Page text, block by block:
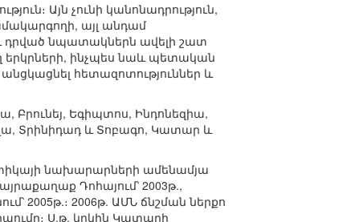
Այն չունի կանոնադրություն,
այլ անդամ
դրված նպատակներն ավելի շատ
երկրների, ինչպես նաև պետական
անցկացնել հետազոտություններ և
Բրունեյ, Եգիպտոս, Ինդոնեզիա,
Տրինիդադ և Տոբագո, Կատար և
նախարարների ամենամյա
Դոհայում՝ 2003թ.,
2005թ.։ 2006թ. ԱՄՆ ճնշման ներքո
Ս.թ. կրկին Կատարի